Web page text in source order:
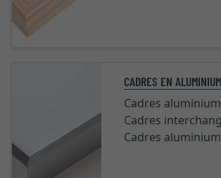
CADRES EN ALUMINIUM
Cadres
Cadres
Cadres